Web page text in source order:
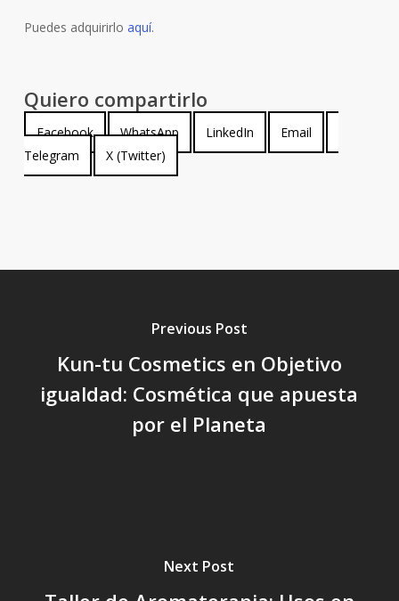
Puedes adquirirlo aquí.
Quiero compartirlo
Compartir
en
Facebook
Compartir
en
WhatsApp
Compartir
en
LinkedIn
Compartir
en
Email
en
Telegram
Compartir
en
X (Twitter)
Previous Post
Kun-tu Cosmetics en Objetivo
igualdad: Cosmética que apuesta
por el Planeta
Next Post